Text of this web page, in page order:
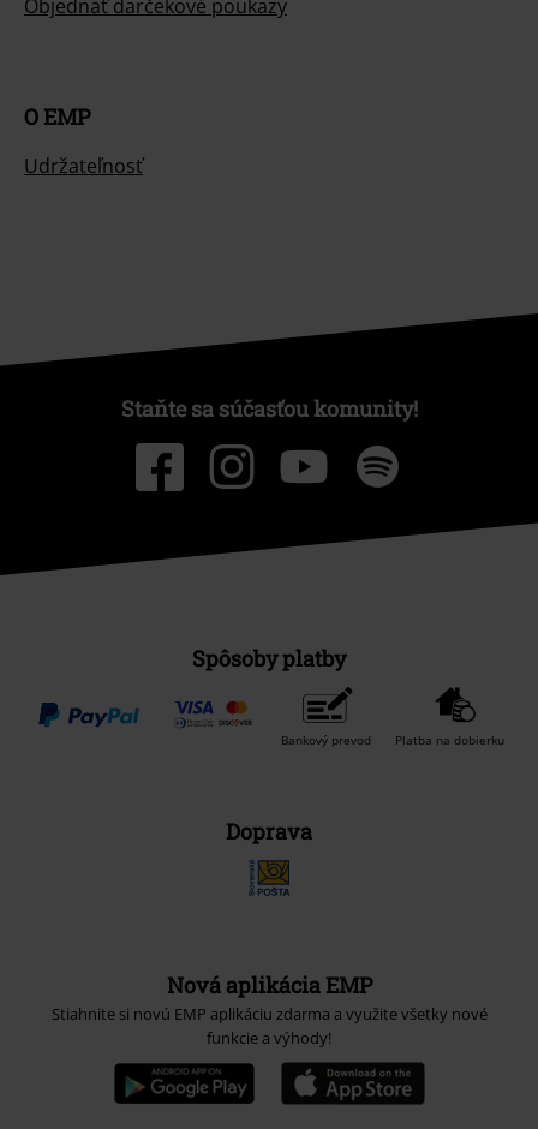
Objednať darčekové poukazy
O EMP
Udržateľnosť
Staňte sa súčasťou komunity!
Spôsoby platby
Bankový prevod Platba na dobierku
Doprava
Nová aplikácia EMP
Stiahnite si novú EMP aplikáciu zdarma a využite všetky nové
funkcie a výhody!